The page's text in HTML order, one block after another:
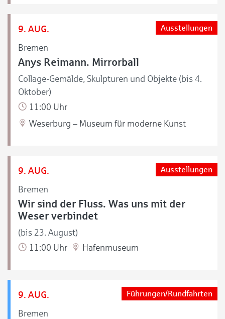
9. AUG.
Bremen
Ausstellungen
Anys Reimann. Mirrorball
Collage-Gemälde, Skulpturen und Objekte (bis 4.
Oktober)
11:00 Uhr
Weserburg – Museum für moderne Kunst
9. AUG.
Bremen
Ausstellungen
Wir sind der Fluss. Was uns mit der
Weser verbindet
(bis 23. August)
11:00 Uhr
Hafenmuseum
9. AUG.
Bremen
Führungen/Rundfahrten